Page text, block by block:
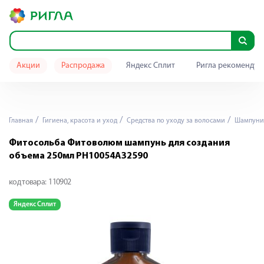
Акции Распродажа Яндекс Сплит Ригла
Главная Гигиена, красота и уход Средства по уходу за волосами Шампуни
Фитосольба Фитоволюм шампунь для создания
объема 250мл PH10054A32590
код товара: 110902
Яндекс Сплит